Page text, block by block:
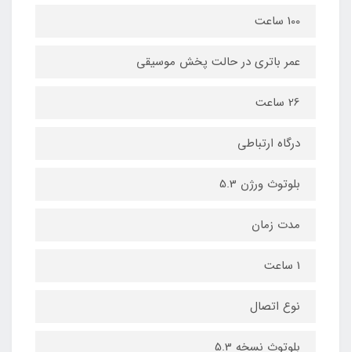
100 ساعت
عمر باتری در حالت پخش موسیقی
26 ساعت
درگاه ارتباطی
بلوتوث ورژن 5.3
مدت زمان
1 ساعت
نوع اتصال
بلوتوث نسخه 5.3